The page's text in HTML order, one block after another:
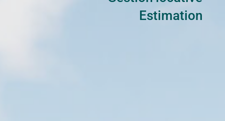
Estimation